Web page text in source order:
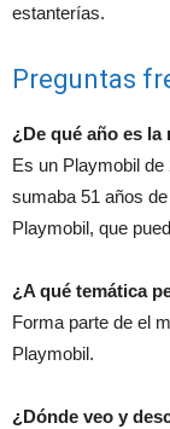
estanterías.
Preguntas
¿De qué año es la
Es un Playmobil
sumaba 51 años
Playmobil, que
¿A qué temática
Forma parte de el
Playmobil.
¿Dónde veo y